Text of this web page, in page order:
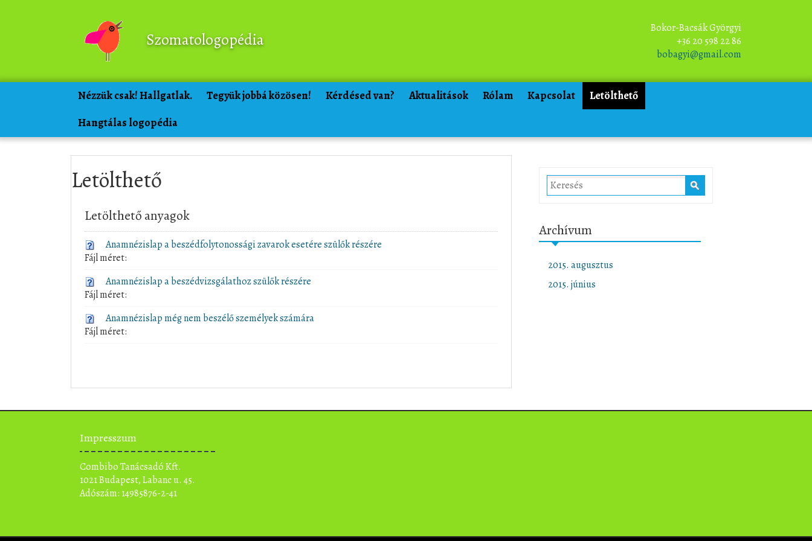
Szomatologopédia
Bokor-Bacsák Györgyi
+36 20 598 22 86
bobagyi@gmail.com
Nézzük csak! Hallgatlak. Tegyük jobbá közösen! Kérdésed van? Aktualitások Rólam Kapcsolat
Letölthető
Hangtálas logopédia
Letölthető
Letölthető anyagok
Anamnézislap a beszédfolytonossági zavarok esetére szülők részére
Fájl méret:
Anamnézislap a beszédvizsgálathoz szülők részére
Fájl méret:
Anamnézislap még nem beszélő személyek számára
Fájl méret:
Archívum
2015. augusztus
2015. június
Impresszum
Combibo Tanácsadó Kft.
1021 Budapest, Labanc u. 45.
Adószám: 14985876-2-41